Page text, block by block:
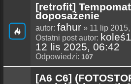
[retrofit]
doposażenie
autor: fahur » 11 lip
Ostatni post autor: koleś1
12 lis 2025, 06:42
Odpowiedzi: 107
[A6 C6]